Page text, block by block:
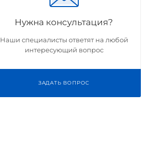
Нужна консультация?
Наши специалисты ответят на любой
интересующий вопрос
ЗАДАТЬ ВОПРОС